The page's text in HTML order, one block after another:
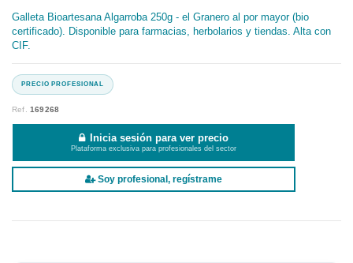
Galleta Bioartesana Algarroba 250g - el Granero al por mayor (bio
certificado). Disponible para farmacias, herbolarios y tiendas. Alta con
CIF.
Ref.169268
Inicia sesión para ver precio
Plataforma exclusiva para profesionales del sector
Soy profesional, regístrame